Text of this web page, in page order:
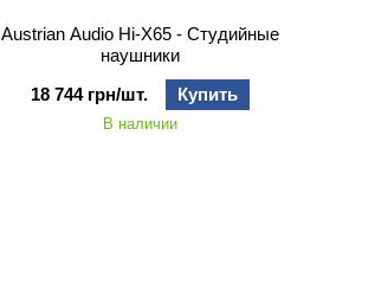
Austrian Audio Hi‑X65 - Студийные
наушники
18 744 грн/шт.
Купить
В наличии